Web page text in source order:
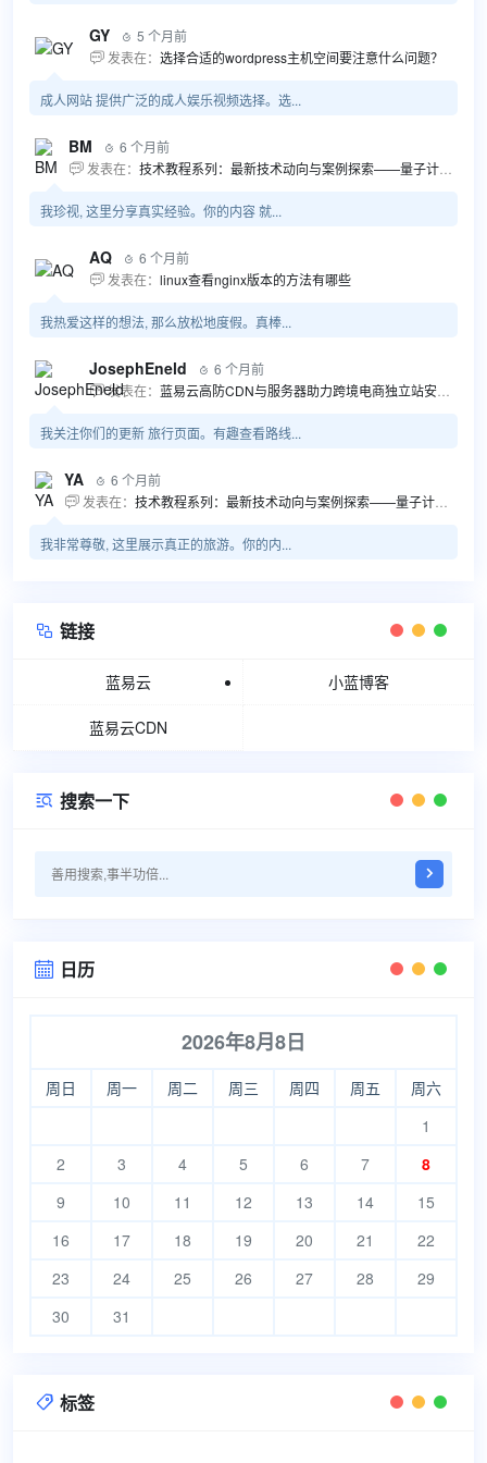
GY  5 个月前
 发表在： 选择合适的wordpress主机空间要注意什么问题？
成人网站 提供广泛的成人娱乐视频选择。选...
BM  6 个月前
 发表在： 技术教程系列：最新技术动向与案例探索——量子计算商业应用揭秘 该教程将深入探索最新技术动态，重点关注量子计算技术在商业领域的应用，结合具体案例阐述其背景、起因、经过和结果。同时，强调技术文档和运维文档的重要性，揭示它们在新技术发展和行业标准...
我珍视, 这里分享真实经验。你的内容 就...
AQ  6 个月前
 发表在： linux查看nginx版本的方法有哪些
我热爱这样的想法, 那么放松地度假。真棒...
JosephEneld  6 个月前
 发表在： 蓝易云高防CDN与服务器助力跨境电商独立站安全高效发展
我关注你们的更新 旅行页面。有趣查看路线...
YA  6 个月前
 发表在： 技术教程系列：最新技术动向与案例探索——量子计算商业应用揭秘 该教程将深入探索最新技术动态，重点关注量子计算技术在商业领域的应用，结合具体案例阐述其背景、起因、经过和结果。同时，强调技术文档和运维文档的重要性，揭示它们在新技术发展和行业标准...
我非常尊敬, 这里展示真正的旅游。你的内...
 链接
蓝易云 小蓝博客
蓝易云CDN
 搜索一下
 日历
2026年8月8日
周日 周一 周二 周三 周四 周五
周六
1
2
3 4 5 6 7
8
9
10 11 12 13 14
15
16
17 18 19 20 21
22
23
24 25 26 27 28
29
30
31
 标签